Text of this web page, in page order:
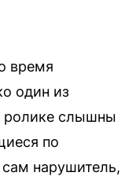
время
один из
ролике слышны
по
сам нарушитель,